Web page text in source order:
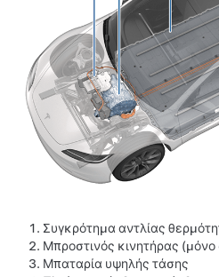
Συγκρότημα αντλίας
Μπροστινός κινητήρας
Μπαταρία υψηλής τάσης